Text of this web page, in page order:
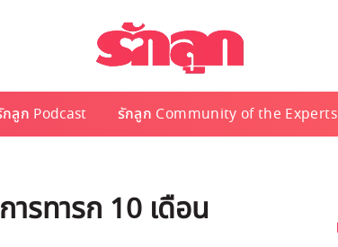
กลูก Podcast รักลูก Community of the Experts
รทารก 10 เดือน